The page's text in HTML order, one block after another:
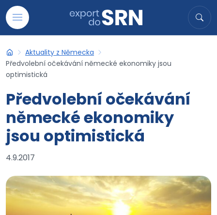
Přejít na obsah
Hledat
Export do SRN
Aktuality z Německa
Předvolební očekávání německé ekonomiky jsou
optimistická
Předvolební očekávání
německé ekonomiky
jsou optimistická
4.9.2017